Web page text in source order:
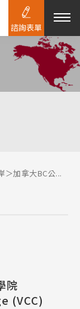
加拿大BC公...
院
(VCC)
諮詢表單